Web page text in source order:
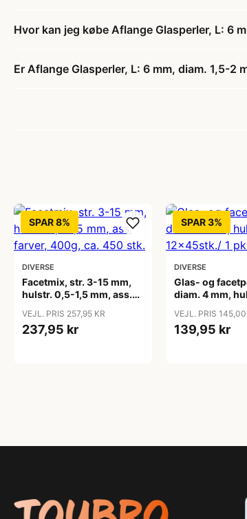
Hvor kan jeg købe Aflange Glasperler, L: 6
Er Aflange Glasperler, L: 6 mm, diam. 1,5-2
SPAR 8%
DIVERSE
Facetmix, str. 3-15 mm,
hulstr. 0,5-1,5 mm, ass.
VEJL. PRIS 257,95 KR
237,95 kr
SPAR 3%
DIVERSE
Glas- og
diam. 4 mm,
VEJL. PRIS 145,00
139,95 kr